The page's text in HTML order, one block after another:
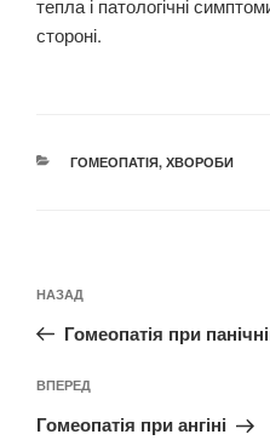
тепла і патологічні
стороні.
КАТЕГОРІЇ
ГОМЕОПАТІЯ, ХВОРОБИ
записів
Попередній
запис:
НАЗАД
Гомеопатія при
Наступний
запис
ВПЕРЕД
Гомеопатія при ангіні